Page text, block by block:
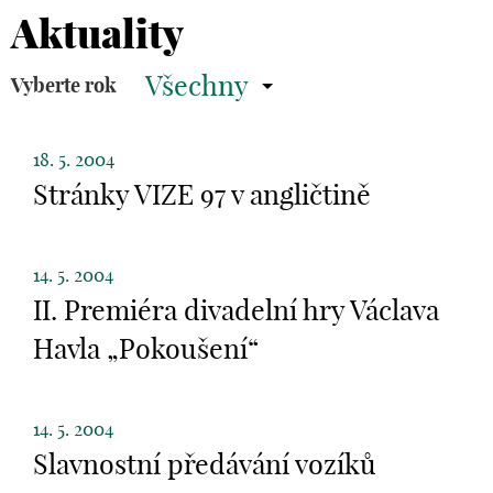
GALERIE
KOŠÍK
EN
Aktuality
Vyberte rok Všechny
18. 5. 2004
Stránky VIZE 97 v angličtině
14. 5. 2004
II. Premiéra divadelní hry Václava
Havla „Pokoušení“
14. 5. 2004
Slavnostní předávání vozíků